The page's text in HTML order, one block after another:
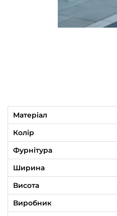
Матеріал
Колір
Фурнітура
Ширина
Висота
Виробник